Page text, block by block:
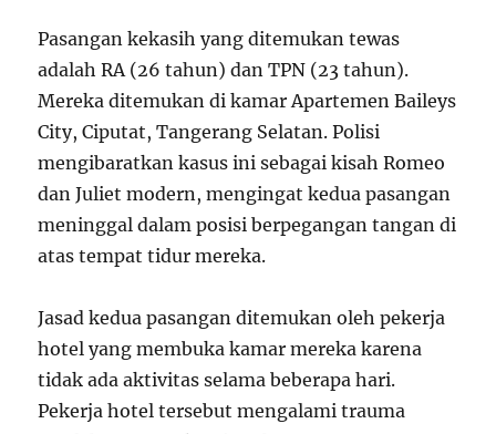
Pasangan kekasih yang ditemukan tewas
adalah RA (26 tahun) dan TPN (23 tahun).
Mereka ditemukan di kamar Apartemen Baileys
City, Ciputat, Tangerang Selatan. Polisi
mengibaratkan kasus ini sebagai kisah Romeo
dan Juliet modern, mengingat kedua pasangan
meninggal dalam posisi berpegangan tangan di
atas tempat tidur mereka.
Jasad kedua pasangan ditemukan oleh pekerja
hotel yang membuka kamar mereka karena
tidak ada aktivitas selama beberapa hari.
Pekerja hotel tersebut mengalami trauma